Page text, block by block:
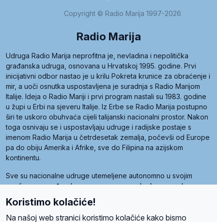
Copyright © Radio Marija 1997-2026
Radio Marija
Udruga Radio Marija neprofitna je, nevladina i nepolitička
građanska udruga, osnovana u Hrvatskoj 1995. godine. Prvi
inicijativni odbor nastao je u krilu Pokreta krunice za obraćenje i
mir, a uoči osnutka uspostavljena je suradnja s Radio Marijom
Italije. Ideja o Radio Mariji i prvi program nastali su 1983. godine
u župi u Erbi na sjeveru Italije. Iz Erbe se Radio Marija postupno
širi te uskoro obuhvaća cijeli talijanski nacionalni prostor. Nakon
toga osnivaju se i uspostavljaju udruge i radijske postaje s
imenom Radio Marija u četrdesetak zemalja, počevši od Europe
pa do obiju Amerika i Afrike, sve do Filipina na azijskom
kontinentu.
Sve su nacionalne udruge utemeljene autonomno u svojim
zemljama, a međusobna su povezane preko krovne udruge
pod nazivom Svjetska obitelj Radio Marije (World Family of
Radio Maria). Svjetsku obitelj utemeljilo je sedam članica, među
kojima je i hrvatska Udruga Radio Marija.
Koristimo kolačiće!
Na našoj web stranici koristimo kolačiće kako bismo